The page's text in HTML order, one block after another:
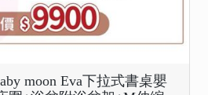
moon Eva下拉式書桌嬰